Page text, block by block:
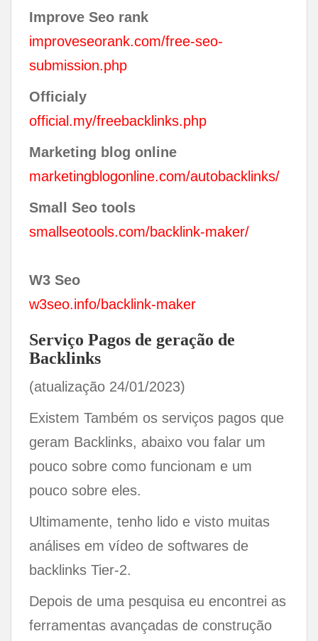
Improve Seo rank
improveseorank.com/free-seo-
submission.php
Officialy
official.my/freebacklinks.php
Marketing blog online
marketingblogonline.com/autobacklinks/
Small Seo tools
smallseotools.com/backlink-maker/
W3 Seo
w3seo.info/backlink-maker
Serviço Pagos de geração de
Backlinks
(atualização 24/01/2023)
Existem Também os serviços pagos que
geram Backlinks, abaixo vou falar um
pouco sobre como funcionam e um
pouco sobre eles.
Ultimamente, tenho lido e visto muitas
análises em vídeo de softwares de
backlinks Tier-2.
Depois de uma pesquisa eu encontrei as
ferramentas avançadas de construção